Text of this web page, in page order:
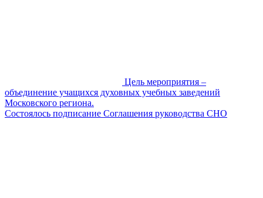
Цель мероприятия –
объединение учащихся духовных учебных заведений
Московского региона.
Состоялось подписание Соглашения руководства СНО